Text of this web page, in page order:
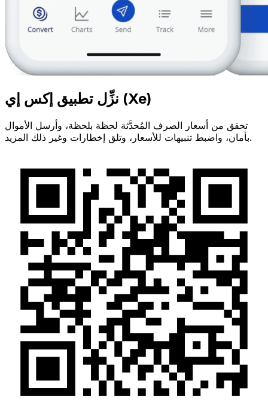
نزِّل تطبيق إكس إي (Xe)
تحقق من أسعار الصرف المُحدَّثة لحظة بلحظة، وأرسل الأموال
بأمان، واضبط تنبيهات للأسعار، وتلق إخطارات وغير ذلك المزيد.